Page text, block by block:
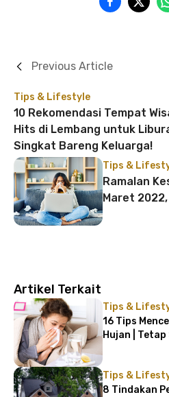
Tips & Lifestyle
10 Rekomendasi Tempat
Hits di Lembang untuk
Singkat Bareng Keluarga!
Previous Article
Tips &
Ramalan
Maret
Artikel Terkait
Tips &
16 Tips
Hujan |
Tips &
8 Tindakan